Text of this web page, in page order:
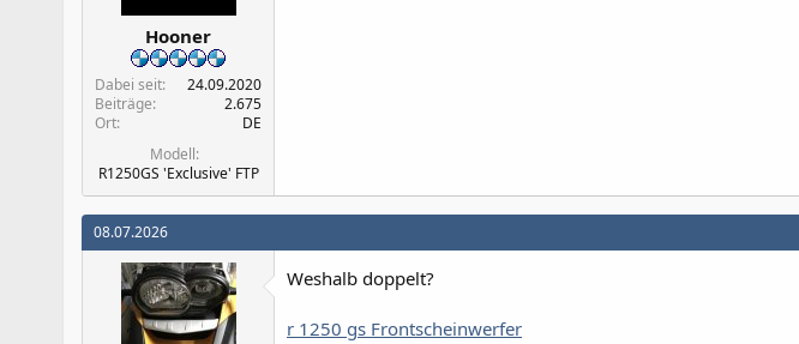
Hooner
Dabei seit
24.09.2020
Beiträge
2.675
Ort
DE
Modell
R1250GS 'Exclusive' FTP
08.07.2026
Weshalb doppelt?
r 1250 gs Frontscheinwerfer